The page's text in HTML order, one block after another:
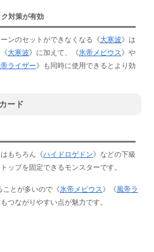
対策が有効
ンのセットができなくなる《大寒波》は
大寒波》に加えて、《氷帝メビウス 》や
ライザー》も同時に使用できるとより効
ード
もちろん《ハイドロゲドン》などの下級
ップを固定できるモンスターです。
とが多いので《氷帝メビウス 》《風帝ラ
つながりやすい点が魅力です。